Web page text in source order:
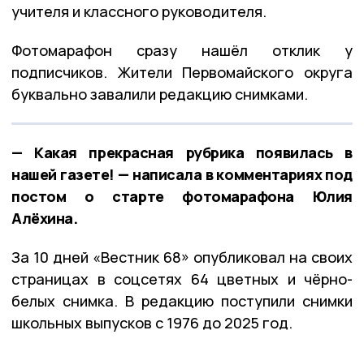
учителя и классного руководителя.
Фотомарафон сразу нашёл отклик у
подписчиков. Жители Первомайского округа
буквально завалили редакцию снимками.
— Какая прекрасная рубрика появилась в
нашей газете! — написала в комментариях под
постом о старте фотомарафона Юлия
Алёхина.
За 10 дней «Вестник 68» опубликовал на своих
страницах в соцсетях 64 цветных и чёрно-
белых снимка. В редакцию поступили снимки
школьных выпусков с 1976 до 2025 год.